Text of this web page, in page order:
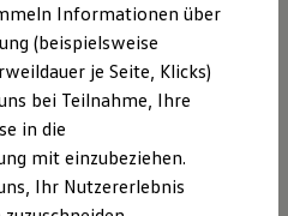
Automobile GmbH ist mit 4
Informationen über
(beispielsweise
je Seite, Klicks)
bei Teilnahme, Ihre
in die
mit einzubeziehen.
Ihr Nutzererlebnis